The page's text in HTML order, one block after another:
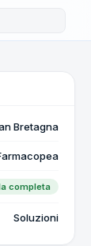
Bretagna
completa
Soluzioni